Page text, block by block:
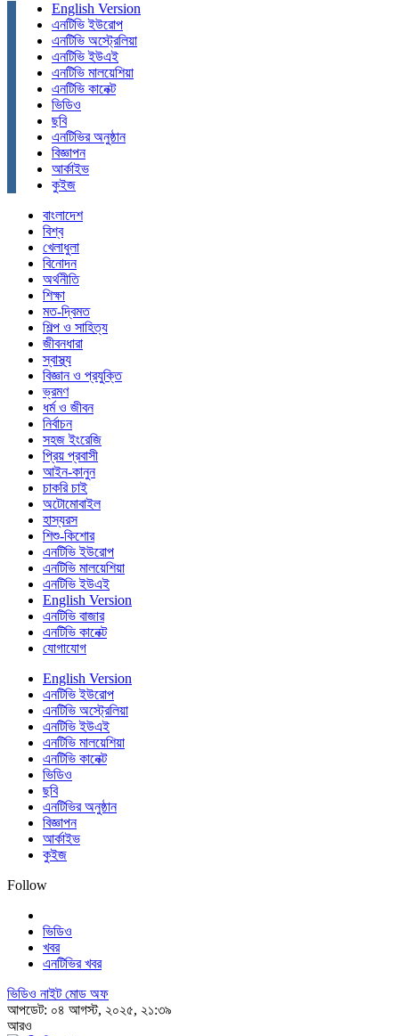
English Version
এনটিভি ইউরোপ
এনটিভি অস্ট্রেলিয়া
এনটিভি ইউএই
এনটিভি মালয়েশিয়া
এনটিভি কানেক্ট
ভিডিও
ছবি
এনটিভির অনুষ্ঠান
বিজ্ঞাপন
আর্কাইভ
কুইজ
বাংলাদেশ
বিশ্ব
খেলাধুলা
বিনোদন
অর্থনীতি
শিক্ষা
মত-দ্বিমত
শিল্প ও সাহিত্য
জীবনধারা
স্বাস্থ্য
বিজ্ঞান ও প্রযুক্তি
ভ্রমণ
ধর্ম ও জীবন
নির্বাচন
সহজ ইংরেজি
প্রিয় প্রবাসী
আইন-কানুন
চাকরি চাই
অটোমোবাইল
হাস্যরস
শিশু-কিশোর
এনটিভি ইউরোপ
এনটিভি মালয়েশিয়া
এনটিভি ইউএই
English Version
এনটিভি বাজার
এনটিভি কানেক্ট
যোগাযোগ
English Version
এনটিভি ইউরোপ
এনটিভি অস্ট্রেলিয়া
এনটিভি ইউএই
এনটিভি মালয়েশিয়া
এনটিভি কানেক্ট
ভিডিও
ছবি
এনটিভির অনুষ্ঠান
বিজ্ঞাপন
আর্কাইভ
কুইজ
Follow
ভিডিও
খবর
এনটিভির খবর
ভিডিও নাইট মোড অফ
আপডেট: ০৪ আগস্ট, ২০২৫, ২১:৩৯
আরও